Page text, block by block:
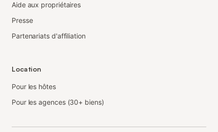
Aide aux propriétaires
Presse
Partenariats d'affiliation
Location
Pour les hôtes
Pour les agences (30+ biens)